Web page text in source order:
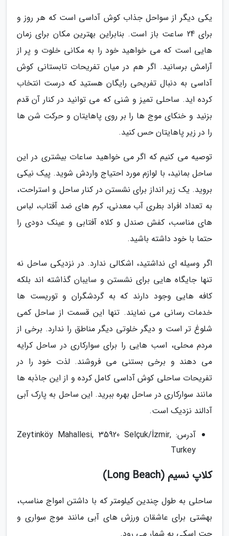
یکی دیگر از سواحل جذاب کوش آداسی است که هر روز و
برای 24 ساعت باز است. بنابراین بهترین مکان برای زمان
هایی است که می خواهید خود را به مکانی خلوت و پر از
آرامش برسانید. اگر هم در میان تفریحات تابستانی کوش
آداسی به دنبال تفریحی رایگان هستید که درست انتخاب
کرده اید. ساحلی تمیز و شنی که می توانید در کنار آن قدم
بزنید و خنکای موج ها را بر روی پاهایتان و حرکت شن ها
را در زیر پاهایتان حس کنید.
توصیه می کنیم که اگر می خواهید ساعات بیشتری در این
ساحل بمانید، با لوازم مورد احتیاج واردش شوید. پیک نیکی
بروید. یک زیر انداز برای نشستن در کنار ساحل و استراحت،
به تعداد افراد بطری آب معدنی، کرم های ضد آفتاب، لباس
های مناسب، کفش صندل و کلاه آفتابی و عینک دودی را
حتما با خود داشته باشید.
اگر وسیله ای نداشتید، اشکالی ندارد. در نزدیکی ساحل نه
تنها جایگاه هایی برای نشستن و سایبان گذاشته اند بلکه
کافه هایی وجود دارند که به گردشگران و توریست ها
خدمات رسانی می نمایند. تنها این قسمت از ساحل کمی
شلوغ تر است و دیگر خلوتی دیگر مناطق را ندارد. برخی از
مردم محلی، اسب هایی را برای سوارکاری در ساحل کرایه
می دهند و برخی بستنی می فروشند. لذت خود را در
تفریحات ساحلی کوش آداسی کامل کرده و از این جاذبه ها
مانند سوارکاری در ساحل بهره ببرید. این ساحل به پارک آبی
آدالند نزدیک است.
آدرس: Zeytinköy Mahallesi, 35920 Selçuk/İzmir,
Turkey
کلاپ نسیم (Long Beach)
ساحلی به طول چندین کیلومتر که با داشتن امواج مناسب،
بهشتی برای عاشقان ورزش های آبی مانند موج سواری و